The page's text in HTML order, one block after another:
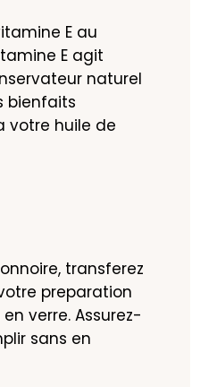
E au
E agit
naturel
bienfaits
votre huile de
transferez
preparation
verre. Assurez-
sans en